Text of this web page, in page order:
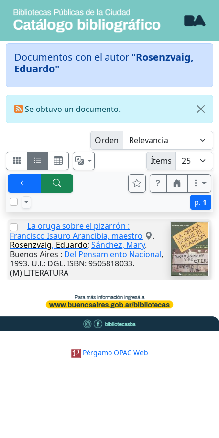
Documentos con el autor "Rosenzvaig,
Eduardo"
Se obtuvo un documento.
Orden
Ítems
p. 1
La oruga sobre el pizarrón :
Francisco Isauro Arancibia, maestro
.
Rosenzvaig, Eduardo; Sánchez, Mary.
Buenos Aires : Del Pensamiento Nacional,
1993. U.I.: DGL. ISBN: 9505818033.
(M) LITERATURA
Pérgamo OPAC Web